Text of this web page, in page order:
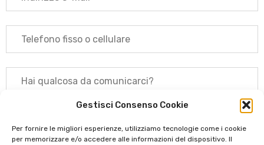
Gestisci Consenso Cookie
Per fornire le migliori esperienze, utilizziamo tecnologie come i cookie
per memorizzare e/o accedere alle informazioni del dispositivo. Il